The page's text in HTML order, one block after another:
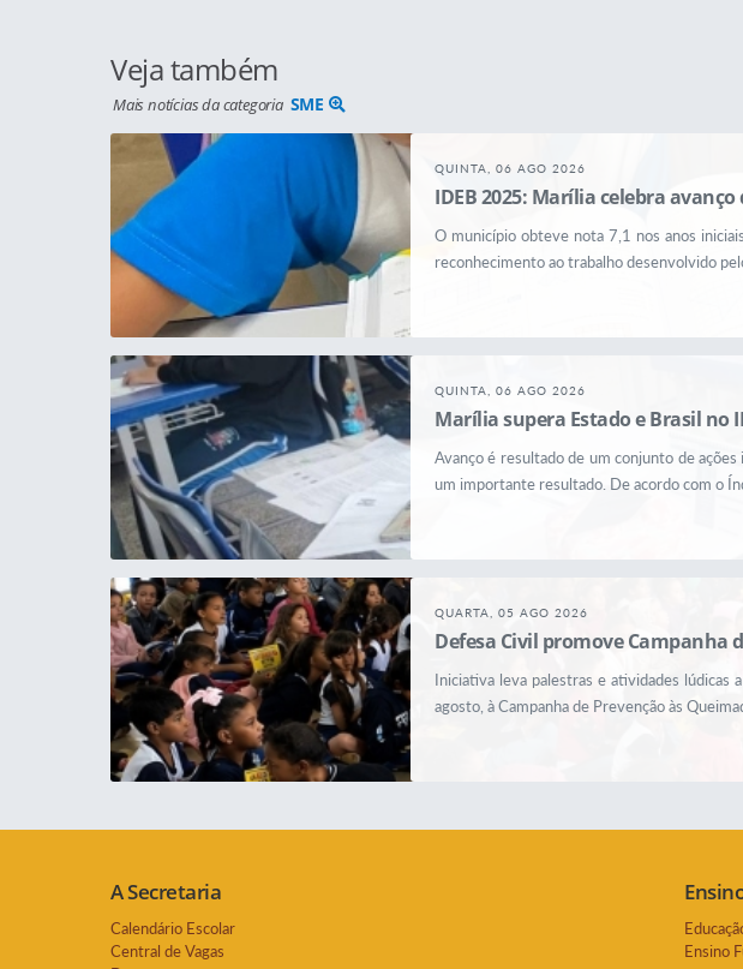
Veja também
Mais notícias da categoria SME
QUINTA, 06 AGO 2026
IDEB 2025: Marília celebra
O município obteve nota 7,1 nos anos
reconhecimento ao trabalho desenvolvido
QUINTA, 06 AGO 2026
Marília supera Estado e Brasil no
Avanço é resultado de um conjunto de
um importante resultado. De acordo com o
QUARTA, 05 AGO 2026
Defesa Civil promove Campanha
Iniciativa leva palestras e atividades lúdicas
agosto, à Campanha de Prevenção às
A Secretaria
Calendário Escolar
Central de Vagas
Ensino